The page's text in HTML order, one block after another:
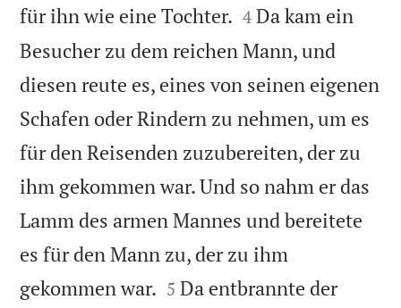
für ihn wie eine Tochter. 

4 Da kam ein
Besucher zu dem reichen Mann, und
diesen reute es, eines von seinen eigenen
Schafen oder Rindern zu nehmen, um es
für den Reisenden zuzubereiten, der zu
ihm gekommen war. Und so nahm er das
Lamm des armen Mannes und bereitete
es für den Mann zu, der zu ihm
gekommen war. 

5 Da entbrannte der